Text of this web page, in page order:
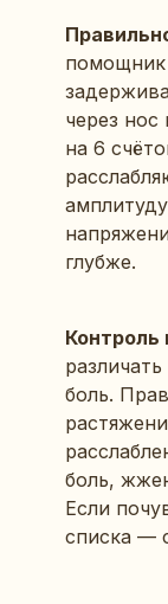
помощник
через нос
на 6
глубже.
Контроль
боль.
боль,
Если
списка —